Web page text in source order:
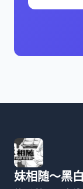
妹相随～黑